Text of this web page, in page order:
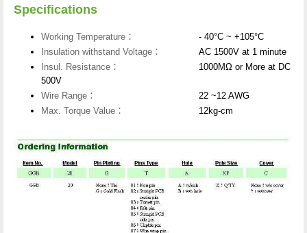
Specifications
Working Temperature：
- 40°C ~ +105°C
Insulation withstand Voltage：
AC 1500V at 1 minute
Insul. Resistance：
1000MΩ or More at DC
500V
Wire Range：
22 ~12 AWG
Max. Torque Value：
12kg-cm